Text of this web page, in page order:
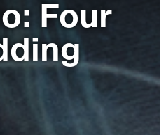
Four